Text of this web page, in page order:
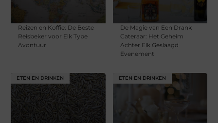
Reizen en Koffie: De Beste
Reisbeker voor Elk Type
Avontuur
De Magie van Een Drank
Cateraar: Het Geheim
Achter Elk Geslaagd
Evenement
ETEN EN DRINKEN ETEN EN DRINKEN